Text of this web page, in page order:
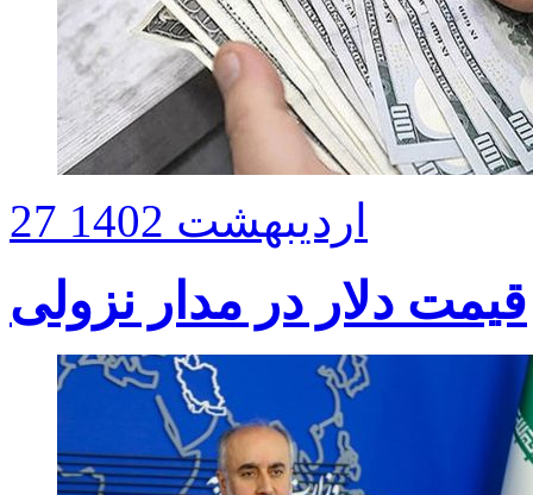
27 اردیبهشت 1402
قیمت دلار در مدار نزولی